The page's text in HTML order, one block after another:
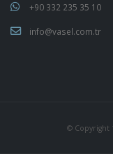
+90 332 235 35 10
info@vasel.com.tr
© Copyright